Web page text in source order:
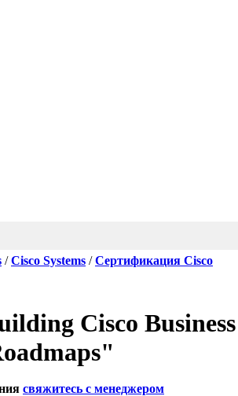
/Cisco Systems /Сертификация Cisco
Cisco
свяжитесь с менеджером